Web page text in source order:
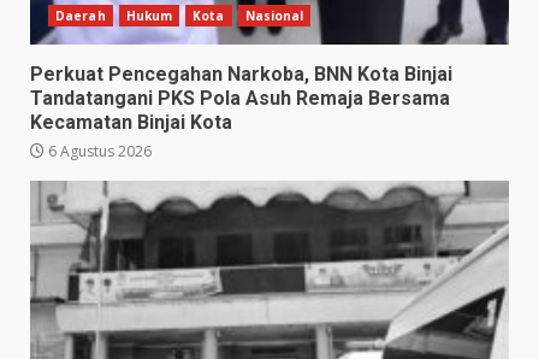
Daerah Hukum Kota Nasional
Perkuat Pencegahan Narkoba, BNN Kota Binjai
Tandatangani PKS Pola Asuh Remaja Bersama
Kecamatan Binjai Kota
6 Agustus 2026